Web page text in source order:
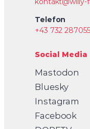
Telefon
+43 732 287055
Social Media
Mastodon
Bluesky
Instagram
Facebook